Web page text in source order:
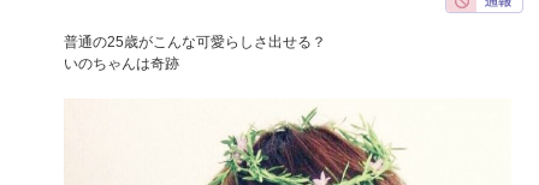
普通の25歳がこんな可愛らしさ出せる？
いのちゃんは奇跡